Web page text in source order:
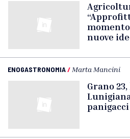
nuove
ENOGASTRONOMIA/ Marta Mancini
Grano
panigacci